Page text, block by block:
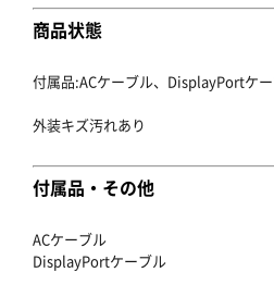
商品状態
付属品:ACケーブル、DisplayPortケ
外装キズ汚れあり
付属品・その他
ACケーブル
DisplayPortケーブル